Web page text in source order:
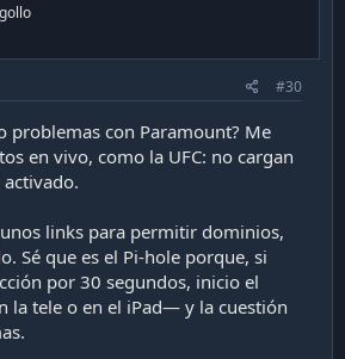
#30
problemas con Paramount? Me
en vivo, como la UFC: no cargan
links para permitir dominios,
Sé que es el Pi-hole porque, si
por 30 segundos, inicio el
la tele o en el iPad— y la cuestión